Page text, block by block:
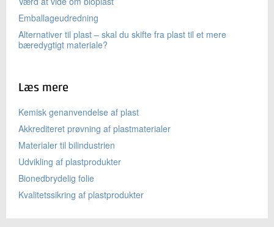
Emballageudredning
Alternativer til plast – skal du skifte fra plast til et mere
bæredygtigt materiale?
Læs mere
Kemisk genanvendelse af plast
Akkrediteret prøvning af plastmaterialer
Materialer til bilindustrien
Udvikling af plastprodukter
Bionedbrydelig folie
Kvalitetssikring af plastprodukter